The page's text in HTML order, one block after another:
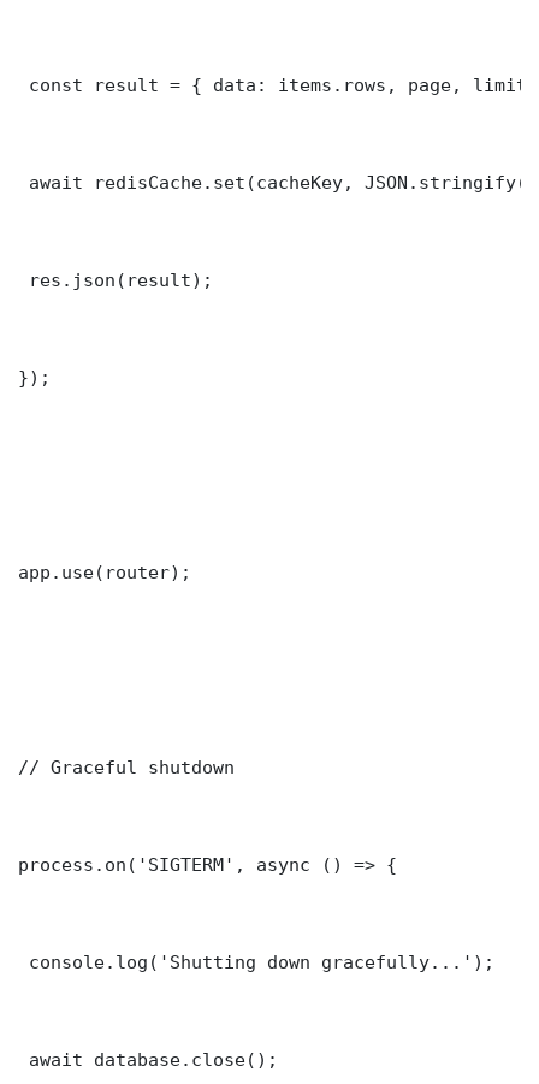
const result = { data: items.rows, page,
await redisCache.set(cacheKey,
res.json(result);
});
app.use(router);
// Graceful shutdown
process.on('SIGTERM', async () => {
console.log('Shutting down gracefully...');
await database.close();